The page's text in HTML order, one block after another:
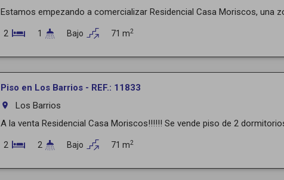
Estamos empezando a comercializar Residencial Casa Moriscos, una
2 1 Bajo 71 m2
Piso en Los Barrios - REF.: 11833
room
Los Barrios
A la venta Residencial Casa Moriscos!!!!!! Se vende piso de 2
2 2 Bajo 71 m2